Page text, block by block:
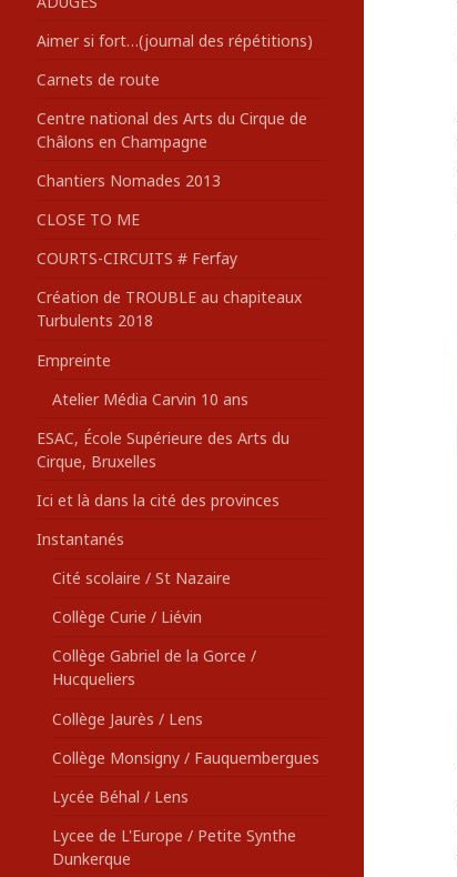
:Aimer si fort…(journal des répétitions)
Carnets de route
Centre national des Arts du Cirque de
Châlons en Champagne
Chantiers Nomades 2013
CLOSE TO ME
COURTS-CIRCUITS # Ferfay
Création de TROUBLE au chapiteaux
Turbulents 2018
Empreinte
Atelier Média Carvin 10 ans
ESAC, École Supérieure des Arts du
Cirque, Bruxelles
Ici et là dans la cité des provinces
Instantanés
Cité scolaire / St Nazaire
Collège Curie / Liévin
Collège Gabriel de la Gorce /
Hucqueliers
Collège Jaurès / Lens
Collège Monsigny / Fauquembergues
Lycée Béhal / Lens
Lycee de L'Europe / Petite Synthe
Dunkerque